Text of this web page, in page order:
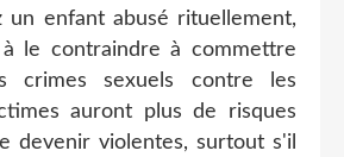
un enfant abusé rituellement,
le contraindre à commettre
crimes sexuels contre les
auront plus de risques
devenir violentes, surtout s'il